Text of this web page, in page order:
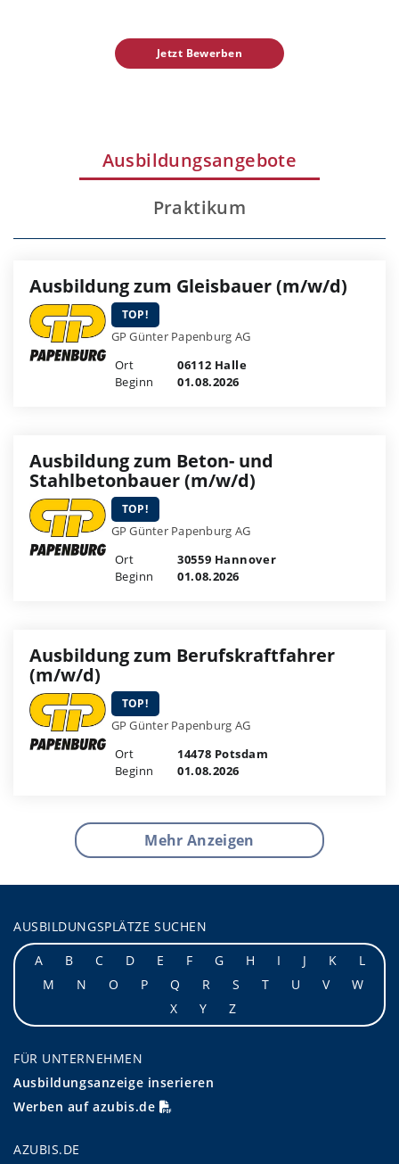
Jetzt Bewerben
Ausbildungsangebote
Praktikum
Ausbildung zum Gleisbauer (m/w/d)
TOP!
GP Günter Papenburg AG
Ort
06112 Halle
Beginn
01.08.2026
Ausbildung zum Beton- und
Stahlbetonbauer (m/w/d)
TOP!
GP Günter Papenburg AG
Ort
30559 Hannover
Beginn
01.08.2026
Ausbildung zum Berufskraftfahrer
(m/w/d)
TOP!
GP Günter Papenburg AG
Ort
14478 Potsdam
Beginn
01.08.2026
Mehr Anzeigen
AUSBILDUNGSPLÄTZE SUCHEN
A
B C D E F G H I J K
L
M
N O P Q R S T U V
W
X
Y Z
FÜR UNTERNEHMEN
Ausbildungsanzeige inserieren
Werben auf azubis.de
AZUBIS.DE